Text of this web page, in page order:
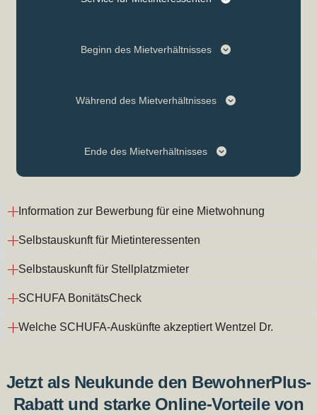
Beginn des Mietverhältnisses
Während des Mietverhältnisses
Ende des Mietverhältnisses
Information zur Bewerbung für eine Mietwohnung
Selbstauskunft für Mietinteressenten
Selbstauskunft für Stellplatzmieter
SCHUFA BonitätsCheck
Welche SCHUFA-Auskünfte akzeptiert Wentzel Dr.
Jetzt als Neukunde den BewohnerPlus-
Rabatt und starke Online-Vorteile von